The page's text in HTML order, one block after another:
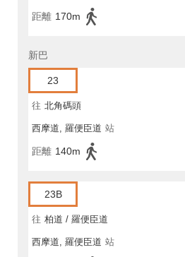
距離 170m
新巴
23
往 北角碼頭
西摩道, 羅便臣道 站
距離 140m
23B
往 柏道 / 羅便臣道
西摩道, 羅便臣道 站